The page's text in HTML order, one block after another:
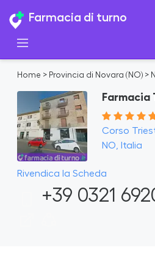
Farmacia di turno
Home > Provincia di Novara (NO) >
Farmacia
Corso
NO, Italia
Rivendica la Scheda
+39 0321